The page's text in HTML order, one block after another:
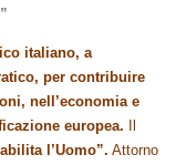
italiano, a
per contribuire
nell’economia e
europea.
l’Uomo”. Attorno